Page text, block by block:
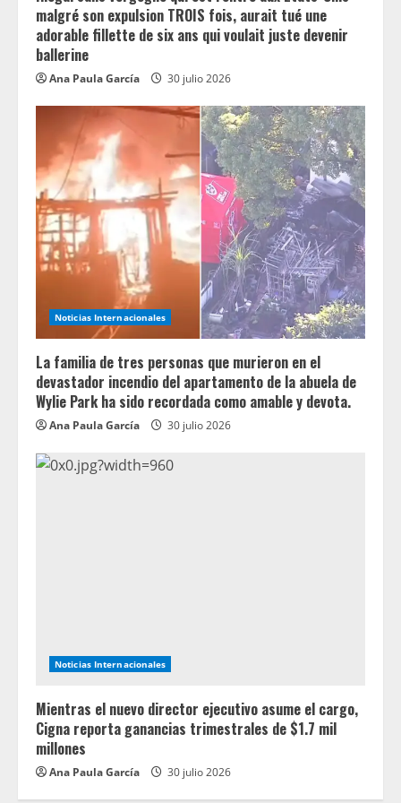
g
malgré son expulsion TROIS fois, aurait tué une
adorable fillette de six ans qui voulait juste devenir
ballerine
Ana Paula García 30 julio 2026
Noticias Internacionales
La familia de tres personas que murieron en el
devastador incendio del apartamento de la abuela de
Wylie Park ha sido recordada como amable y devota.
Ana Paula García 30 julio 2026
Noticias Internacionales
Mientras el nuevo director ejecutivo asume el cargo,
Cigna reporta ganancias trimestrales de $1.7 mil
millones
Ana Paula García 30 julio 2026